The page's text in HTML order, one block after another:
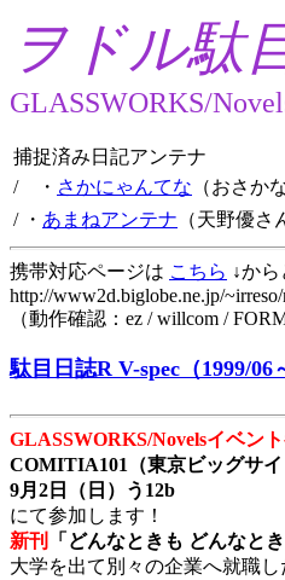
ヲドル駄
GLASSWORKS/
捕捉済み日記アンテナ
/ ・ さかにゃんてな （おさか
/ ・ あまねアンテナ （天野優さ
携帯対応ページは こちら ↓から
http://www2d.biglobe.ne.jp/
（動作確認：ez / willcom /
駄目日誌R V-spec（1999/06
GLASSWORKS/Novelsイベン
COMITIA101（東京ビッグサイ
9月2日（日）う12b
にて参加します！
新刊
「どんなときも どんなと
大学を出て別々の企業へ就職